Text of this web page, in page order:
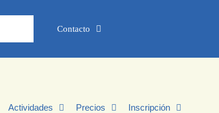
Contacto
Actividades Precios Inscripción